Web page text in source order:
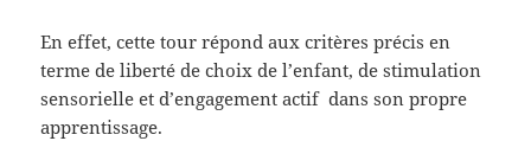
En effet, cette tour répond aux critères précis en
terme de liberté de choix de l’enfant, de stimulation
sensorielle et d’engagement actif dans son propre
apprentissage.